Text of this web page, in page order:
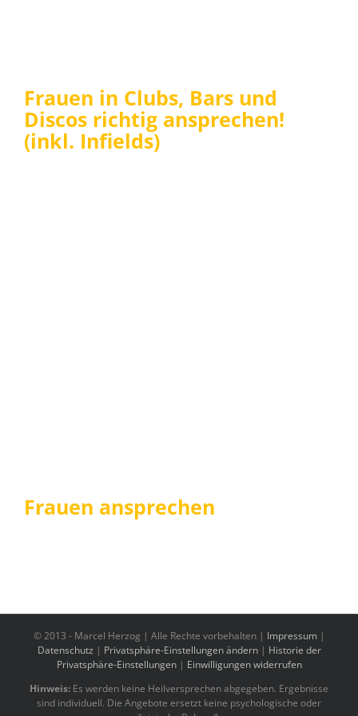
Frauen in Clubs, Bars und
Discos richtig ansprechen!
(inkl. Infields)
Frauen ansprechen
© 2013 - Marcel Herzog | Alle Rechte vorbehalten | Impressum |
Datenschutz | Privatsphäre-Einstellungen ändern| Historie der
Privatsphäre-Einstellungen| Einwilligungen widerrufen
Hinweis: Es werden keine Heilversprechen abgegeben. Ergebnisse
sind individuell. Die Angebote ersetzt keine psychologische oder